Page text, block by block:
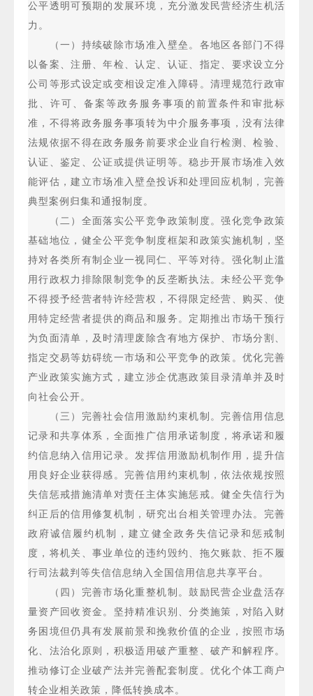
公平透明可预期的发展环境，充分激发民营经济生机活
力。
（一）持续破除市场准入壁垒。各地区各部门不得
以备案、注册、年检、认定、认证、指定、要求设立分
公司等形式设定或变相设定准入障碍。清理规范行政审
批、许可、备案等政务服务事项的前置条件和审批标
准，不得将政务服务事项转为中介服务事项，没有法律
法规依据不得在政务服务前要求企业自行检测、检验、
认证、鉴定、公证或提供证明等。稳步开展市场准入效
能评估，建立市场准入壁垒投诉和处理回应机制，完善
典型案例归集和通报制度。
（二）全面落实公平竞争政策制度。强化竞争政策
基础地位，健全公平竞争制度框架和政策实施机制，坚
持对各类所有制企业一视同仁、平等对待。强化制止滥
用行政权力排除限制竞争的反垄断执法。未经公平竞争
不得授予经营者特许经营权，不得限定经营、购买、使
用特定经营者提供的商品和服务。定期推出市场干预行
为负面清单，及时清理废除含有地方保护、市场分割、
指定交易等妨碍统一市场和公平竞争的政策。优化完善
产业政策实施方式，建立涉企优惠政策目录清单并及时
向社会公开。
（三）完善社会信用激励约束机制。完善信用信息
记录和共享体系，全面推广信用承诺制度，将承诺和履
约信息纳入信用记录。发挥信用激励机制作用，提升信
用良好企业获得感。完善信用约束机制，依法依规按照
失信惩戒措施清单对责任主体实施惩戒。健全失信行为
纠正后的信用修复机制，研究出台相关管理办法。完善
政府诚信履约机制，建立健全政务失信记录和惩戒制
度，将机关、事业单位的违约毁约、拖欠账款、拒不履
行司法裁判等失信信息纳入全国信用信息共享平台。
（四）完善市场化重整机制。鼓励民营企业盘活存
量资产回收资金。坚持精准识别、分类施策，对陷入财
务困境但仍具有发展前景和挽救价值的企业，按照市场
化、法治化原则，积极适用破产重整、破产和解程序。
推动修订企业破产法并完善配套制度。优化个体工商户
转企业相关政策，降低转换成本。